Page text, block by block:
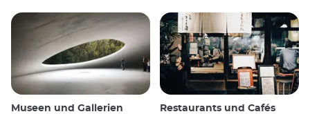
Museen und Gallerien Restaurants und Cafés